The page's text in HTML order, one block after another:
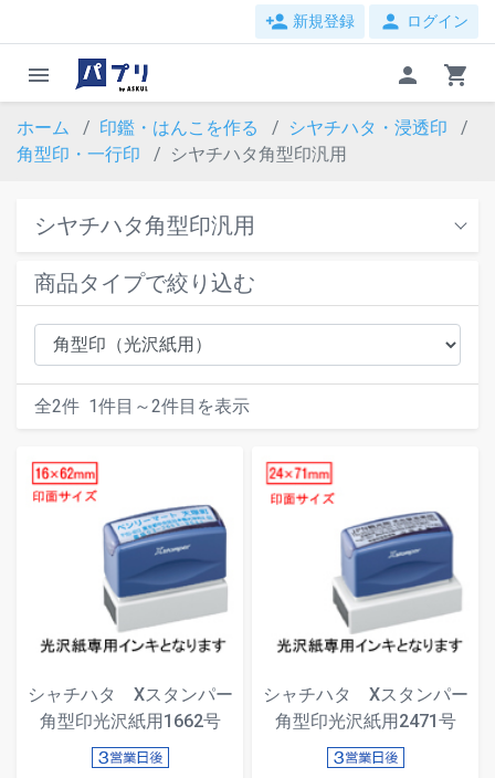
person_add 新規登録 person ログイン
menu person shopping_cart
ホーム 印鑑・はんこを作る
シヤチハタ・浸透印
角型印・一行印
シヤチハタ角型印汎用
シヤチハタ角型印汎用
商品タイプで絞り込む
全2件 1件目～2件目を表示
シャチハタ Xスタンパー
角型印光沢紙用1662号
シャチハタ Xスタンパー
角型印光沢紙用2471号